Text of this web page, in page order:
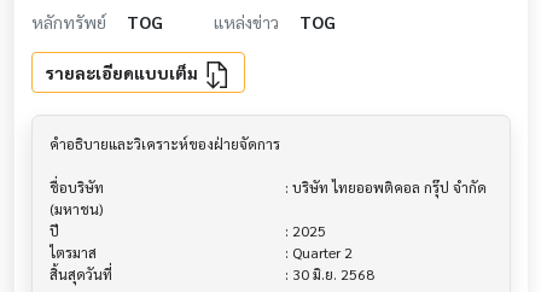
หลักทรัพย์ TOG แหล่งข่าว TOG
รายละเอียดแบบเต็ม
คำอธิบายและวิเคราะห์ของฝ่ายจัดการ
ชื่อบริษัท                               			 : บริษัท ไทยออพติคอล กรุ๊ป จำกัด
(มหาชน)
ปี                                     			 : 2025
ไตรมาส                                			 : Quarter 2
สิ้นสุดวันที่                              			 : 30 มิ.ย. 2568